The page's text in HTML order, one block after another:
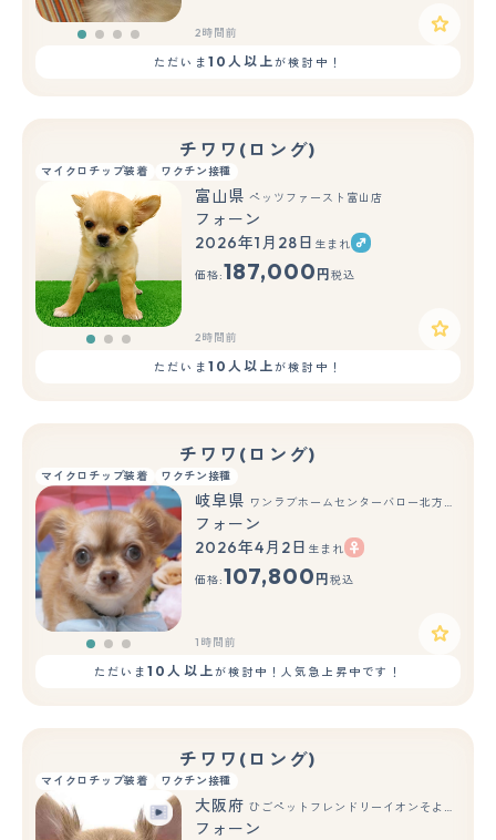
2時間前
ただいま 10人以上が検討中！
チワワ(ロング)
マイクロチップ装着 ワクチン接種
もっと見る
富山県 ペッツファースト富山店
フォーン
2026年1月28日 生まれ
価格:187,000 円 税込
2時間前
ただいま 10人以上が検討中！
チワワ(ロング)
マイクロチップ装着 ワクチン接種
もっと見る
岐阜県 ワンラブホームセンターバロー北方店(FC)
フォーン
2026年4月2日 生まれ
価格:107,800 円 税込
1時間前
ただいま10人以上が検討中！人気急上昇中です！
チワワ(ロング)
マイクロチップ装着 ワクチン接種
大阪府 ひごペットフレンドリーイオンそよら海老江店
フォーン